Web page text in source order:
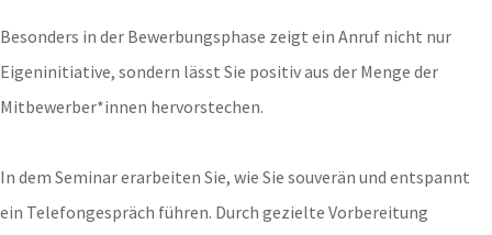
Besonders in der Bewerbungsphase zeigt ein Anruf nicht nur
Eigeninitiative, sondern lässt Sie positiv aus der Menge der
Mitbewerber*innen hervorstechen.
In dem Seminar erarbeiten Sie, wie Sie souverän und entspannt
ein Telefongespräch führen. Durch gezielte Vorbereitung